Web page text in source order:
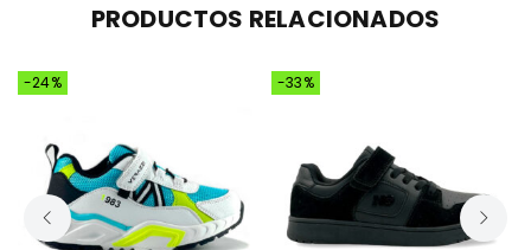
PRODUCTOS RELACIONADOS
-24% -33%